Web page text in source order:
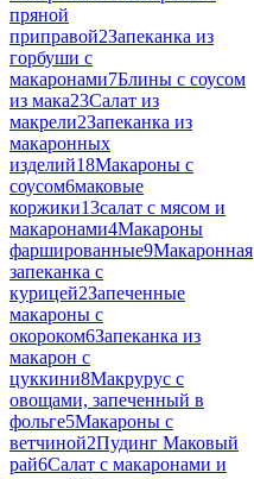
пряной
приправой2Запеканка из
горбуши с
макаронами7Блины с соусом
из мака23Салат из
макрели2Запеканка из
макаронных
изделий18Макароны с
соусом6маковые
коржики13салат с мясом и
макаронами4Макароны
фаршированные9Макаронная
запеканка с
курицей2Запеченные
макароны с
окороком6Запеканка из
макарон с
цуккини8Макрурус с
овощами, запеченный в
фольге5Макароны с
ветчиной2Пудинг Маковый
рай6Салат с макаронами и